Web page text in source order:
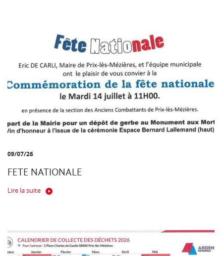
09/07/26
FETE NATIONALE
Lire la suite